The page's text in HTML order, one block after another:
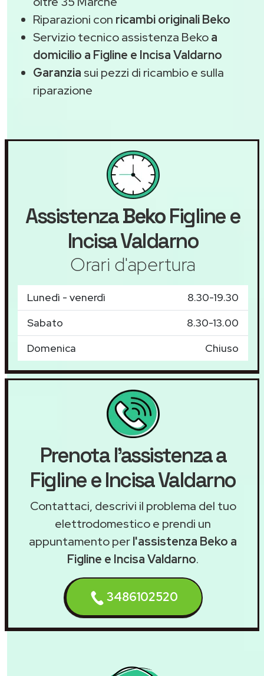
Riparazioni con ricambi originali Beko
Servizio tecnico assistenza Bekoa
domicilio a Figline e Incisa Valdarno
Garanzia sui pezzi di ricambio e sulla
riparazione
AssistenzaBekoFigline e
Incisa Valdarno
Orari d'apertura
Lunedì - venerdì
8.30-19.30
Sabato
8.30-13.00
Domenica
Chiuso
Prenota l'assistenza a
Figline e Incisa Valdarno
Contattaci, descrivi il problema del tuo
elettrodomestico e prendi un
appuntamento perl'assistenza Beko a
Figline e Incisa Valdarno.
3486102520